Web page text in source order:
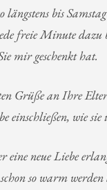
längstens bis
freie Minute
mir geschenkt hat.
Grüße an Ihre
einschließen, wie sie
eine neue Liebe
so warm